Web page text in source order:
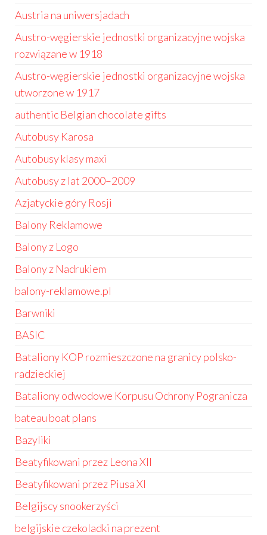
Austria na uniwersjadach
Austro-węgierskie jednostki organizacyjne wojska
rozwiązane w 1918
Austro-węgierskie jednostki organizacyjne wojska
utworzone w 1917
authentic Belgian chocolate gifts
Autobusy Karosa
Autobusy klasy maxi
Autobusy z lat 2000–2009
Azjatyckie góry Rosji
Balony Reklamowe
Balony z Logo
Balony z Nadrukiem
balony-reklamowe.pl
Barwniki
BASIC
Bataliony KOP rozmieszczone na granicy polsko-
radzieckiej
Bataliony odwodowe Korpusu Ochrony Pogranicza
bateau boat plans
Bazyliki
Beatyfikowani przez Leona XII
Beatyfikowani przez Piusa XI
Belgijscy snookerzyści
belgijskie czekoladki na prezent